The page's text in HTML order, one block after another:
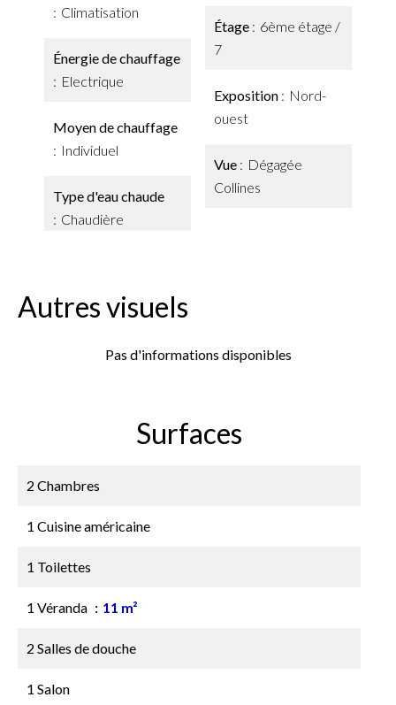
Climatisation
Énergie de chauffage
Electrique
Moyen de chauffage
Individuel
Type d'eau chaude
Chaudière
Étage
6ème étage /
7
Exposition
Nord-
ouest
Vue
Dégagée
Collines
Autres visuels
Pas d'informations disponibles
Surfaces
2 Chambres
1 Cuisine américaine
1 Toilettes
1 Véranda 11 m²
2 Salles de douche
1 Salon